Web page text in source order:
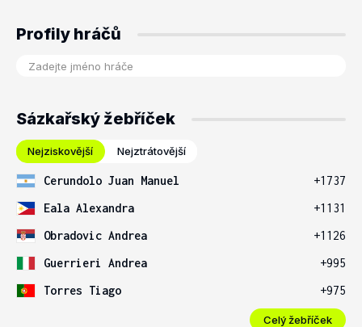
Profily hráčů
Sázkařský žebříček
Nejziskovější Nejztrátovější
Cerundolo Juan Manuel
+1737
Eala Alexandra
+1131
Obradovic Andrea
+1126
Guerrieri Andrea
+995
Torres Tiago
+975
Celý žebříček